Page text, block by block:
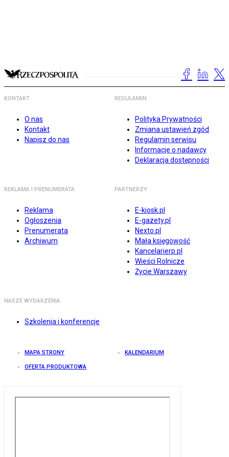
KONTAKT
O nas
Kontakt
Napisz do nas
REGULAMIN
Polityka Prywatności
Zmiana ustawień zgód
Regulamin serwisu
Informacje o nadawcy
Deklaracja dostępności
REKLAMA I PRENUMERATA
Reklama
Ogłoszenia
Prenumerata
Archiwum
PARTNERZY
E-kiosk.pl
E-gazety.pl
Nexto.pl
Mała księgowość
Kancelarierp.pl
Wieści Rolnicze
Życie Warszawy
NASZE WYDARZENIA
Szkolenia i konferencje
MAPA STRONY KALENDARIUM
OFERTA PRODUKTOWA